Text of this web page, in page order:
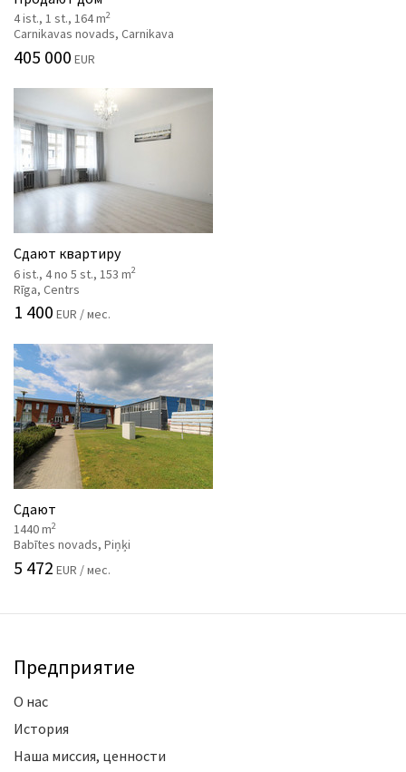
4 ist., 1 st., 164 m2
Carnikavas novads, Carnikava
405 000 EUR
Сдают квартиру
6 ist., 4 no 5 st., 153 m2
Rīga, Centrs
1 400 EUR / мес.
Сдают
1440 m2
Babītes novads, Piņķi
5 472 EUR / мес.
Предприятие
О нас
История
Наша миссия, ценности